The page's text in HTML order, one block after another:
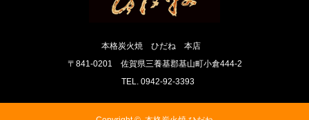
本格炭火焼 ひだね 本店
〒841-0201 佐賀県三養基郡基山町小倉444-2
TEL. 0942-92-3393